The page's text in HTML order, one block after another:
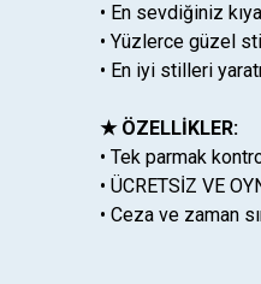
• En sevdiğiniz
• Yüzlerce güzel
• En iyi stilleri
★ ÖZELLİKLER:
• Tek parmak
• ÜCRETSİZ VE
• Ceza ve zaman